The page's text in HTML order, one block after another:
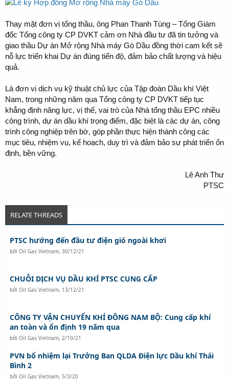
Thay mặt đơn vị tổng thầu, ông Phan Thanh Tùng – Tổng Giám
đốc Tổng công ty CP DVKT cảm ơn Nhà đầu tư đã tin tưởng và
giao thầu Dự án Mở rộng Nhà máy Gò Dầu đồng thời cam kết sẽ
nỗ lực triển khai Dự án đúng tiến độ, đảm bảo chất lượng và hiệu
quả.
Là đơn vị dịch vụ kỹ thuật chủ lực của Tập đoàn Dầu khí Việt
Nam, trong những năm qua Tổng công ty CP DVKT tiếp tục
khẳng định năng lực, vị thế, vai trò của Nhà tổng thầu EPC nhiều
công trình, dự án dầu khí trọng điểm, đặc biệt là các dự án, công
trình công nghiệp trên bờ, góp phần thực hiện thành công các
mục tiêu, nhiệm vụ, kế hoạch, duy trì và đảm bảo sự phát triển ổn
định, bền vững.
Lê Anh Thư
PTSC
RELATE THREADS
PTSC hướng đến đầu tư điện gió ngoài khơi
bởi Oil Gas Vietnam, 30/12/21
CHUỖI DỊCH VỤ DẦU KHÍ PTSC CUNG CẤP
bởi Oil Gas Vietnam, 13/12/21
CÔNG TY VẬN CHUYỂN KHÍ ĐÔNG NAM BỘ: Cung cấp khí
an toàn và ổn định 19 năm qua
bởi Oil Gas Vietnam, 2/10/21
PVN bổ nhiệm lại Trưởng Ban QLDA Điện lực Dầu khí Thái
Bình 2
bởi Oil Gas Vietnam, 5/3/20